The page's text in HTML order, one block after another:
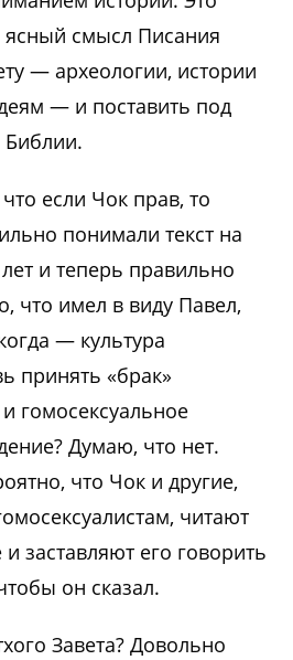
ясный смысл Писания
— археологии, истории
— и поставить под
Библии.
если Чок прав, то
понимали текст на
и теперь правильно
что имел в виду Павел,
— культура
принять «брак»
гомосексуальное
Думаю, что нет.
что Чок и другие,
читают
и заставляют его говорить
он сказал.
Завета? Довольно